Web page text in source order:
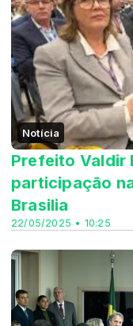
Notícia
22/05/2025 • 10:25
Prefeito Valdir
participação
Brasilia